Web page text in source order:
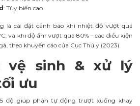
: Tùy biến cao
là cài đặt cảnh báo khi nhiệt độ vượt quá
và khi độ ẩm vượt quá 80% – các điều kiện
theo khuyến cáo của Cục Thú y (2023).
vệ sinh & xử lý
ưu
5 độ giúp phân tự động trượt xuống khay